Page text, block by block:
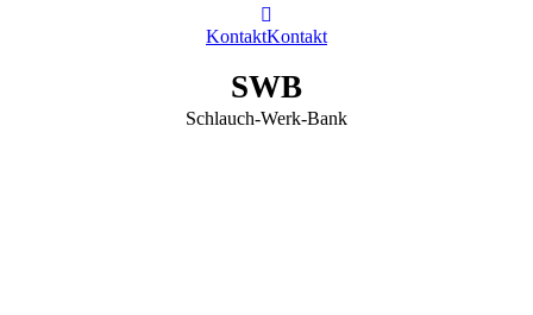
KontaktKontakt
SWB
Schlauch-Werk-Bank